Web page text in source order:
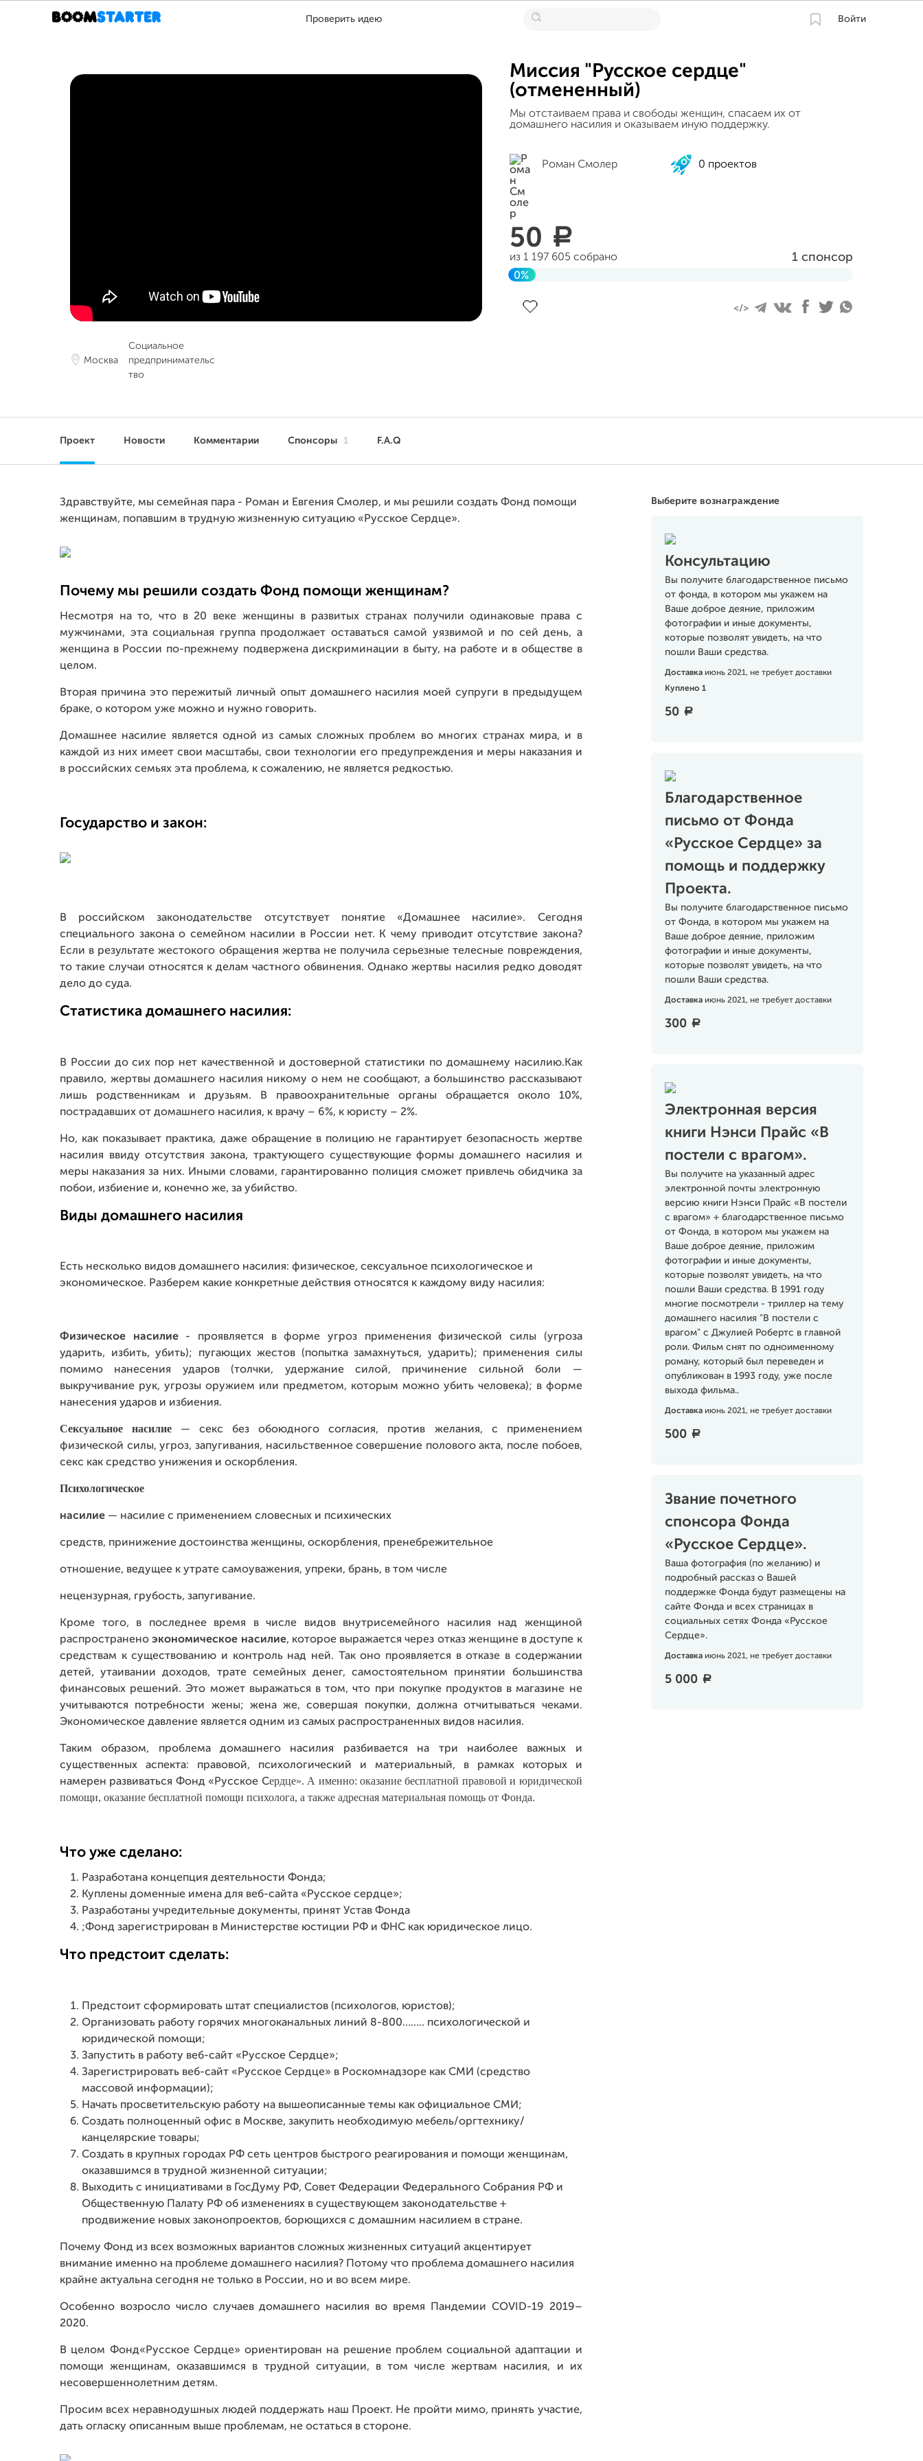
Проверить идею Войти
Москва
Социальное
предпринимательс
тво
Миссия "Русское сердце"
(отмененный)
Мы отстаиваем права и свободы женщин, спасаем их от
домашнего насилия и оказываем иную поддержку.
Роман Смолер 0 проектов
50 a
из 1 197 605 собрано 1 спонсор
0%
Проект Новости Комментарии Спонсоры 1 F.A.Q
Выберите вознаграждение
Консультацию
Вы получите благодарственное письмо
от фонда, в котором мы укажем на
Ваше доброе деяние, приложим
фотографии и иные документы,
которые позволят увидеть, на что
пошли Ваши средства.
Доставка июнь 2021, не требует доставки
Куплено 1
50 a
Благодарственное
письмо от Фонда
«Русское Сердце» за
помощь и поддержку
Проекта.
Вы получите благодарственное письмо
от Фонда, в котором мы укажем на
Ваше доброе деяние, приложим
фотографии и иные документы,
которые позволят увидеть, на что
пошли Ваши средства.
Доставка июнь 2021, не требует доставки
300 a
Электронная версия
книги Нэнси Прайс «В
постели с врагом».
Вы получите на указанный адрес
электронной почты электронную
версию книги Нэнси Прайс «В постели
с врагом» + благодарственное письмо
от Фонда, в котором мы укажем на
Ваше доброе деяние, приложим
фотографии и иные документы,
которые позволят увидеть, на что
пошли Ваши средства. В 1991 году
многие посмотрели - триллер на тему
домашнего насилия "В постели с
врагом" с Джулией Робертс в главной
роли. Фильм снят по одноименному
роману, который был переведен и
опубликован в 1993 году, уже после
выхода фильма..
Доставка июнь 2021, не требует доставки
500 a
Звание почетного
спонсора Фонда
«Русское Сердце».
Ваша фотография (по желанию) и
подробный рассказ о Вашей
поддержке Фонда будут размещены на
сайте Фонда и всех страницах в
социальных сетях Фонда «Русское
Сердце».
Доставка июнь 2021, не требует доставки
5 000 a
Здравствуйте, мы семейная пара - Роман и Евгения Смолер, и мы решили создать Фонд помощи
женщинам, попавшим в трудную жизненную ситуацию «Русское Cердце».
Почему мы решили создать Фонд помощи женщинам?
Несмотря на то, что в 20 веке женщины в развитых странах получили одинаковые права с
мужчинами, эта социальная группа продолжает оставаться самой уязвимой и по сей день, а
женщина в России по-прежнему подвержена дискриминации в быту, на работе и в обществе в
целом.
Вторая причина это пережитый личный опыт домашнего насилия моей супруги в предыдущем
браке, о котором уже можно и нужно говорить.
Домашнее насилие является одной из самых сложных проблем во многих странах мира, и в
каждой из них имеет свои масштабы, свои технологии его предупреждения и меры наказания и
в российских семьях эта проблема, к сожалению, не является редкостью.
Государство и закон:
В российском законодательстве отсутствует понятие «Домашнее насилие». Сегодня
специального закона о семейном насилии в России нет. К чему приводит отсутствие закона?
Если в результате жестокого обращения жертва не получила серьезные телесные повреждения,
то такие случаи относятся к делам частного обвинения. Однако жертвы насилия редко доводят
дело до суда.
Статистика домашнего насилия:
В России до сих пор нет качественной и достоверной статистики по домашнему насилию.Как
правило, жертвы домашнего насилия никому о нем не сообщают, а большинство рассказывают
лишь родственникам и друзьям. В правоохранительные органы обращается около 10%,
пострадавших от домашнего насилия, к врачу – 6%, к юристу – 2%.
Но, как показывает практика, даже обращение в полицию не гарантирует безопасность жертве
насилия ввиду отсутствия закона, трактующего существующие формы домашнего насилия и
меры наказания за них. Иными словами, гарантированно полиция сможет привлечь обидчика за
побои, избиение и, конечно же, за убийство.
Виды домашнего насилия
Есть несколько видов домашнего насилия: физическое, сексуальное психологическое и
экономическое. Разберем какие конкретные действия относятся к каждому виду насилия:
Физическое насилие- проявляется в форме угроз применения физической силы (угроза
ударить, избить, убить); пугающих жестов (попытка замахнуться, ударить); применения силы
помимо нанесения ударов (толчки, удержание силой, причинение сильной боли —
выкручивание рук, угрозы оружием или предметом, которым можно убить человека); в форме
нанесения ударов и избиения.
Сексуальное насилие — секс без обоюдного согласия, против желания, с применением
физической силы, угроз, запугивания, насильственное совершение полового акта, после побоев,
секс как средство унижения и оскорбления.
Психологическое
насилие — насилие с применением словесных и психических
средств, принижение достоинства женщины, оскорбления, пренебрежительное
отношение, ведущее к утрате самоуважения, упреки, брань, в том числе
нецензурная, грубость, запугивание.
Кроме того, в последнее время в числе видов внутрисемейного насилия над женщиной
распространеноэкономическое насилие, которое выражается через отказ женщине в доступе к
средствам к существованию и контроль над ней. Так оно проявляется в отказе в содержании
детей, утаивании доходов, трате семейных денег, самостоятельном принятии большинства
финансовых решений. Это может выражаться в том, что при покупке продуктов в магазине не
учитываются потребности жены; жена же, совершая покупки, должна отчитываться чеками.
Экономическое давление является одним из самых распространенных видов насилия.
Таким образом, проблема домашнего насилия разбивается на три наиболее важных и
существенных аспекта: правовой, психологический и материальный, в рамках которых и
намерен развиваться Фонд «Русское Cердце». А именно: оказание бесплатной правовой и юридической
помощи, оказание бесплатной помощи психолога, а также адресная материальная помощь от Фонда.
Что уже сделано:
Разработана концепция деятельности Фонда;
Куплены доменные имена для веб-сайта «Русское сердце»;
Разработаны учредительные документы, принят Устав Фонда
;Фонд зарегистрирован в Министерстве юстиции РФ и ФНС как юридическое лицо.
Что предстоит сделать:
Предстоит сформировать штат специалистов (психологов, юристов);
Организовать работу горячих многоканальных линий 8-800…….. психологической и
юридической помощи;
Запустить в работу веб-сайт «Русское Сердце»;
Зарегистрировать веб-сайт «Русское Сердце» в Роскомнадзоре как СМИ (средство
массовой информации);
Начать просветительскую работу на вышеописанные темы как официальное СМИ;
Создать полноценный офис в Москве, закупить необходимую мебель/оргтехнику/
канцелярские товары;
Создать в крупных городах РФ сеть центров быстрого реагирования и помощи женщинам,
оказавшимся в трудной жизненной ситуации;
Выходить с инициативами в ГосДуму РФ, Совет Федерации Федерального Собрания РФ и
Общественную Палату РФ об изменениях в существующем законодательстве +
продвижение новых законопроектов, борющихся с домашним насилием в стране.
Почему Фонд из всех возможных вариантов сложных жизненных ситуаций акцентирует
внимание именно на проблеме домашнего насилия? Потому что проблема домашнего насилия
крайне актуальна сегодня не только в России, но и во всем мире.
Особенно возросло число случаев домашнего насилия во время Пандемии COVID-19 2019–
2020.
В целом Фонд«Русское Сердце» ориентирован на решение проблем социальной адаптации и
помощи женщинам, оказавшимся в трудной ситуации, в том числе жертвам насилия, и их
несовершеннолетним детям.
Просим всех неравнодушных людей поддержать наш Проект. Не пройти мимо, принять участие,
дать огласку описанным выше проблемам, не остаться в стороне.